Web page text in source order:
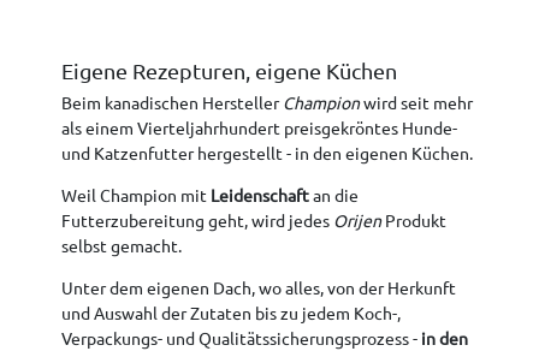
Eigene Rezepturen, eigene Küchen
Beim kanadischen HerstellerChampionwird seit mehr
als einem Vierteljahrhundert preisgekröntes Hunde-
und Katzenfutter hergestellt - in den eigenen Küchen.
Weil Champion mit Leidenschaftan die
Futterzubereitung geht, wird jedes OrijenProdukt
selbst gemacht.
Unter dem eigenen Dach, wo alles, von der Herkunft
und Auswahl der Zutaten bis zu jedem Koch-,
Verpackungs- und Qualitätssicherungsprozess - in den